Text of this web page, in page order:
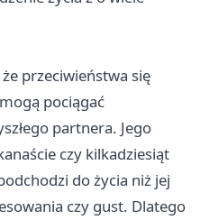
przeciwieństwa się
pociągać
partnera. Jego
czy kilkadziesiąt
do życia niż jej
czy gust. Dlatego